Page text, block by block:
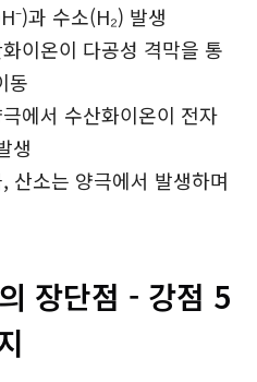
과 수소(H₂) 발생
이온이 다공성 격막을 통
동
에서 수산화이온이 전자
생
산소는 양극에서 발생하며
장단점 - 강점 5